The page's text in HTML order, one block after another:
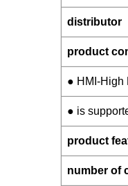
distributor
product
● HMI-High
● is
product
number of